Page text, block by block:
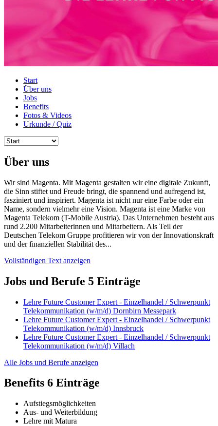
Start
Über uns
Jobs
Benefits
Fotos & Videos
Urkunde / Quiz
Über uns
Wir sind Magenta. Mit Magenta gestalten wir eine digitale Zukunft,
die Sinn stiftet und Freude bringt, die spannend und aufregend ist,
fasziniert und inspiriert. Magenta ist nicht nur eine Farbe oder ein
Name, sondern vielmehr eine Vision. Magenta ist eine Marke von
Magenta Telekom (T-Mobile Austria). Das Unternehmen besteht aus
rund 2.200 Mitarbeiterinnen und Mitarbeitern. Als Teil der
Deutschen Telekom Gruppe profitieren wir von der Innovationskraft
und der finanziellen Stabilität des...
Vollständigen Text anzeigen
Jobs und Berufe 5 Einträge
Lehre Future Customer Expert - Einzelhandel / Schwerpunkt
Telekommunikation (w/m/d) Dornbirn Messepark
Lehre Future Customer Expert - Einzelhandel / Schwerpunkt
Telekommunikation (w/m/d) Innsbruck
Lehre Future Customer Expert - Einzelhandel / Schwerpunkt
Telekommunikation (w/m/d) Villach
Alle Jobs und Berufe anzeigen
Benefits 6 Einträge
Aufstiegsmöglichkeiten
Aus- und Weiterbildung
Lehre mit Matura